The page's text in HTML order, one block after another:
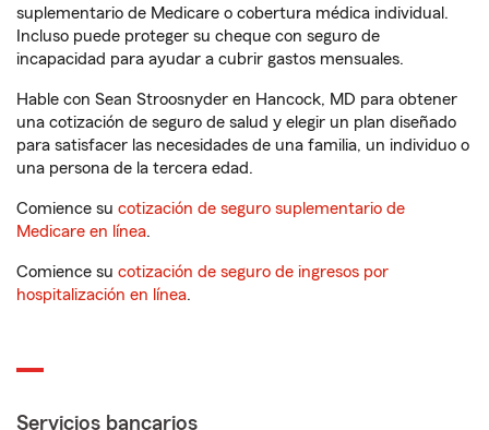
suplementario de Medicare o cobertura médica individual.
Incluso puede proteger su cheque con seguro de
incapacidad para ayudar a cubrir gastos mensuales.
Hable con Sean Stroosnyder en Hancock, MD para obtener
una cotización de seguro de salud y elegir un plan diseñado
para satisfacer las necesidades de una familia, un individuo o
una persona de la tercera edad.
Comience su cotización de seguro suplementario de
Medicare en línea.
Comience su cotización de seguro de ingresos por
hospitalización en línea.
Servicios bancarios